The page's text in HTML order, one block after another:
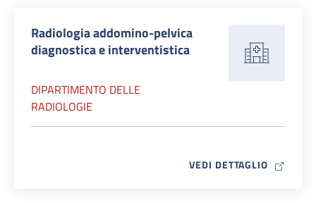
Radiologia addomino-pelvica
diagnostica e interventistica
DIPARTIMENTO DELLE
RADIOLOGIE
VEDI DETTAGLIO MAP ICON